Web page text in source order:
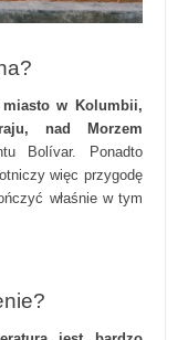
w Kolumbii,
nad Morzem
Bolívar. Ponadto
więc przygodę
właśnie w tym